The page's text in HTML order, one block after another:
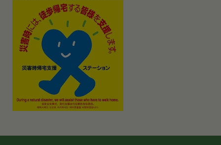
第三者への提供等
当社は、以下の場合、お客様情報を第三者と共有す
ることがあります。（以下、当社がお客様情報を提
供した相手方を「提供先」といいます。）
お客様の同意を得た場合
当社は、お客様の同意を得た場合、お客様情報（個
人情報の場合もあります。）を第三者である会社、
組織、個人に提供することがあります。
第三者サービス提供者との共有
本契約において使用される以下の各用語は各々以下
に定める意味を有します。
第3条（提供されるサービス）
当社が提供する本サービスは、次の各号に掲げるサ
ービスとします。
ESGポータルサイトが提供する情報サービス
前各号に付随する各種サービス
当社は、前項各号に定めるサービスの内容を変更す
会員登録手続きは、本サービスの会員登録ページか